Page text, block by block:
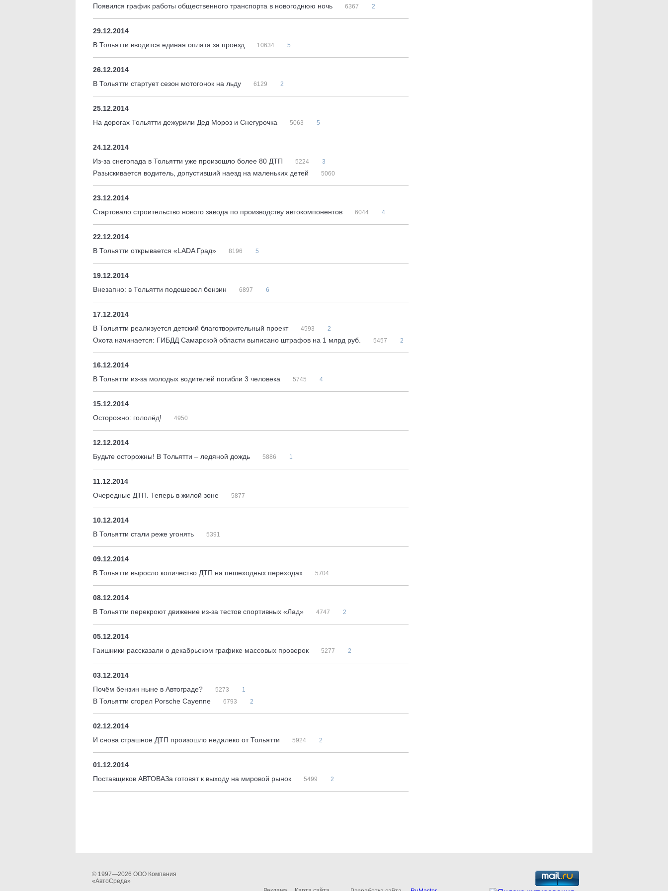
Появился график работы общественного транспорта в новогоднюю ночь
6367 2
29.12.2014
В Тольятти вводится единая оплата за проезд
10634 5
26.12.2014
В Тольятти стартует сезон мотогонок на льду
6129 2
25.12.2014
На дорогах Тольятти дежурили Дед Мороз и Снегурочка
5063 5
24.12.2014
Из-за снегопада в Тольятти уже произошло более 80 ДТП
5224 3
Разыскивается водитель, допустивший наезд на маленьких детей 5060
23.12.2014
Стартовало строительство нового завода по производству автокомпонентов
6044 4
22.12.2014
В Тольятти открывается «LADA Град»
8196 5
19.12.2014
Внезапно: в Тольятти подешевел бензин
6897 6
17.12.2014
В Тольятти реализуется детский благотворительный проект
4593 2
Охота начинается: ГИБДД Самарской области выписано штрафов на 1 млрд руб. 5457 2
16.12.2014
В Тольятти из-за молодых водителей погибли 3 человека
5745 4
15.12.2014
Осторожно: гололёд!
4950
12.12.2014
Будьте осторожны! В Тольятти – ледяной дождь
5886 1
11.12.2014
Очередные ДТП. Теперь в жилой зоне
5877
10.12.2014
В Тольятти стали реже угонять
5391
09.12.2014
В Тольятти выросло количество ДТП на пешеходных переходах
5704
08.12.2014
В Тольятти перекроют движение из-за тестов спортивных «Лад»
4747 2
05.12.2014
Гаишники рассказали о декабрьском графике массовых проверок
5277 2
03.12.2014
Почём бензин ныне в Автограде?
5273 1
В Тольятти сгорел Porsche Cayenne 6793 2
02.12.2014
И снова страшное ДТП произошло недалеко от Тольятти
5924 2
01.12.2014
Поставщиков АВТОВАЗа готовят к выходу на мировой рынок
5499 2
© 1997—2026 ООО Компания
«АвтоСреда»